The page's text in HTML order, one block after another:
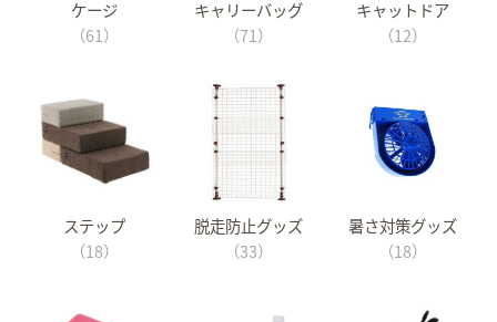
ケージ
（61）
キャリーバッグ
（71）
キャットドア
（12）
ステップ
（18）
脱走防止グッズ
（33）
暑さ対策グッズ
（18）